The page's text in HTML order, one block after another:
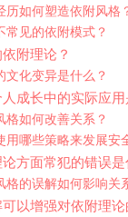
历如何塑造依附风格
常见的依附模式？
附理论？
文化变异是什么？
成长中的实际应用
格如何改善关系？
用哪些策略来发展安
方面常犯的错误是
格的误解如何影响关
以增强对依附理论